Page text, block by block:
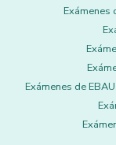
Exámenes
Exámenes de